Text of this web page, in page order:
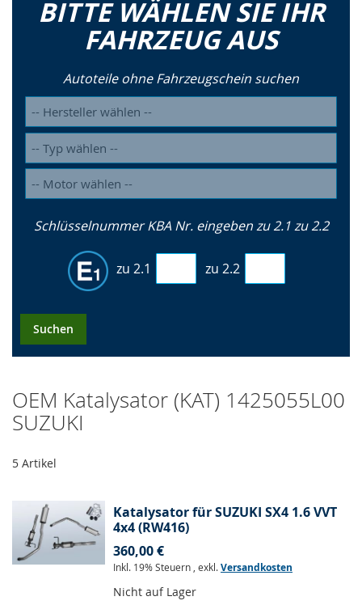
BITTE WÄHLEN SIE IHR
FAHRZEUG AUS
Autoteile ohne Fahrzeugschein suchen
Schlüsselnummer KBA Nr. eingeben zu 2.1 zu 2.2
zu 2.1 zu 2.2
Suchen
OEM Katalysator (KAT) 1425055L00
SUZUKI
5 Artikel
Katalysator für SUZUKI SX4 1.6 VVT
4x4 (RW416)
360,00 €
Inkl. 19% Steuern , exkl.Versandkosten
Nicht auf Lager